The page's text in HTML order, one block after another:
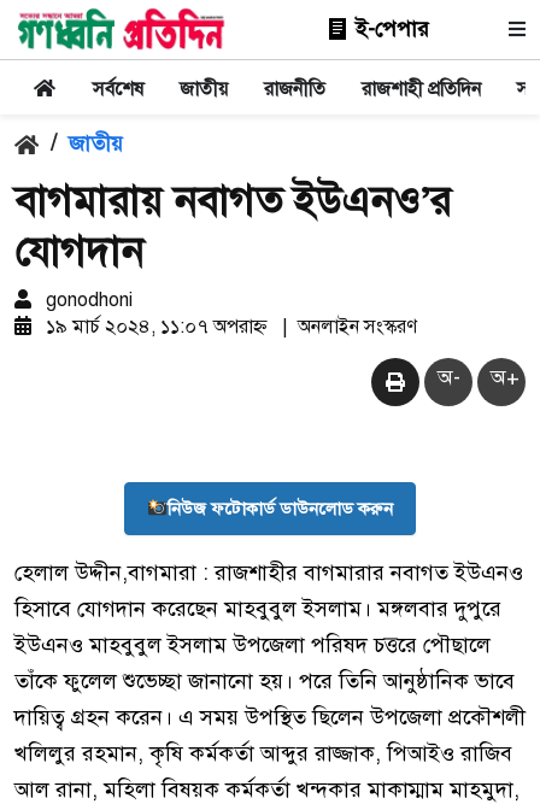
ই-পেপার
সর্বশেষ জাতীয় রাজনীতি রাজশাহী প্রতিদিন
/ জাতীয়
বাগমারায় নবাগত ইউএনও’র
যোগদান
gonodhoni
১৯ মার্চ ২০২৪, ১১:০৭ অপরাহ্ন
| অনলাইন সংস্করণ
অ- অ+
নিউজ ফটোকার্ড ডাউনলোড করুন
হেলাল উদ্দীন,বাগমারা : রাজশাহীর বাগমারার নবাগত ইউএনও
হিসাবে যোগদান করেছেন মাহবুবুল ইসলাম। মঙ্গলবার দুপুরে
ইউএনও মাহবুবুল ইসলাম উপজেলা পরিষদ চত্তরে পৌছালে
তাঁকে ফুলেল শুভেচ্ছা জানানো হয়। পরে তিনি আনুষ্ঠানিক ভাবে
দায়িত্ব গ্রহন করেন। এ সময় উপস্থিত ছিলেন উপজেলা প্রকৌশলী
খলিলুর রহমান, কৃষি কর্মকর্তা আব্দুর রাজ্জাক, পিআইও রাজিব
আল রানা, মহিলা বিষয়ক কর্মকর্তা খন্দকার মাকাম্মাম মাহমুদা,